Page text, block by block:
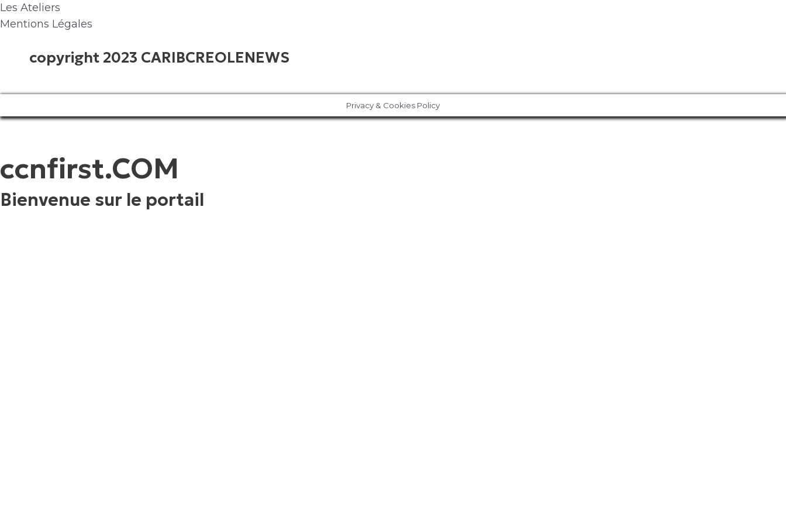
Les Ateliers
Mentions Légales
copyright 2023 CARIBCREOLENEWS
Privacy & Cookies Policy
ccnfirst.COM
Bienvenue sur le portail